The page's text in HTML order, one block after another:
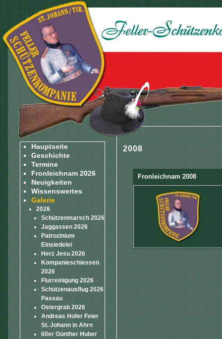
Hauptseite
Geschichte
Termine
Fronleichnam 2026
Neuigkeiten
Wissenswertes
Galerie
2026
Schützenmarsch 2026
Jaggassen 2026
Patrozinium
Einsiedelei
Herz Jesu 2026
Kompanieschiessen
2026
Flurreinigung 2026
Schützenausflug 2026
Passau
Ostergrab 2026
Andreas Hofer Feier
St. Johann in Ahrn
60er Günther Huber
2008
Fronleichnam 2008